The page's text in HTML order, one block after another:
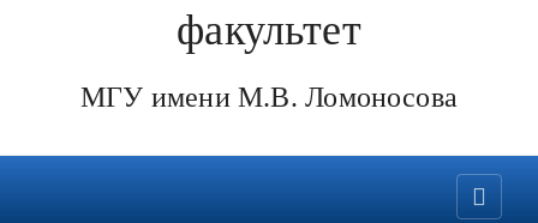
факультет
МГУ имени М.В. Ломоносова